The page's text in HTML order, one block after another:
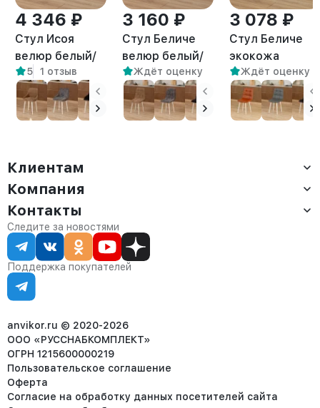
4 346 ₽
Стул Исоя
велюр белый/
белый
5 1 отзыв
3 160 ₽
Стул Беличе
велюр белый/
белый
Ждёт оценку
3 078 ₽
Стул Беличе
экокожа
белый/белый
Ждёт оценку
Клиентам
Доставка
Оплата
Сервис
Статус заказа
Статьи
Компания
О компании
Контакты
Партнёрам
Контакты
Отдел продаж:
8 (800) 234-22-62
corp@anvikor.ru
Ежедневно, с 7:00-19:00 (МСК)
Отдел рекламации:
8 (953) 455-25-61
Следите за новостями
Поддержка покупателей
anvikor.ru © 2020-2026
ООО «РУССНАБКОМПЛЕКТ»
ОГРН 1215600000219
Пользовательское соглашение
Оферта
Согласие на обработку данных посетителей сайта